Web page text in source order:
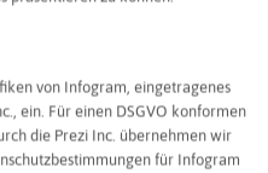
von Infogram, eingetragenes
ein. Für einen DSGVO konformen
die Prezi Inc. übernehmen wir
für Infogram